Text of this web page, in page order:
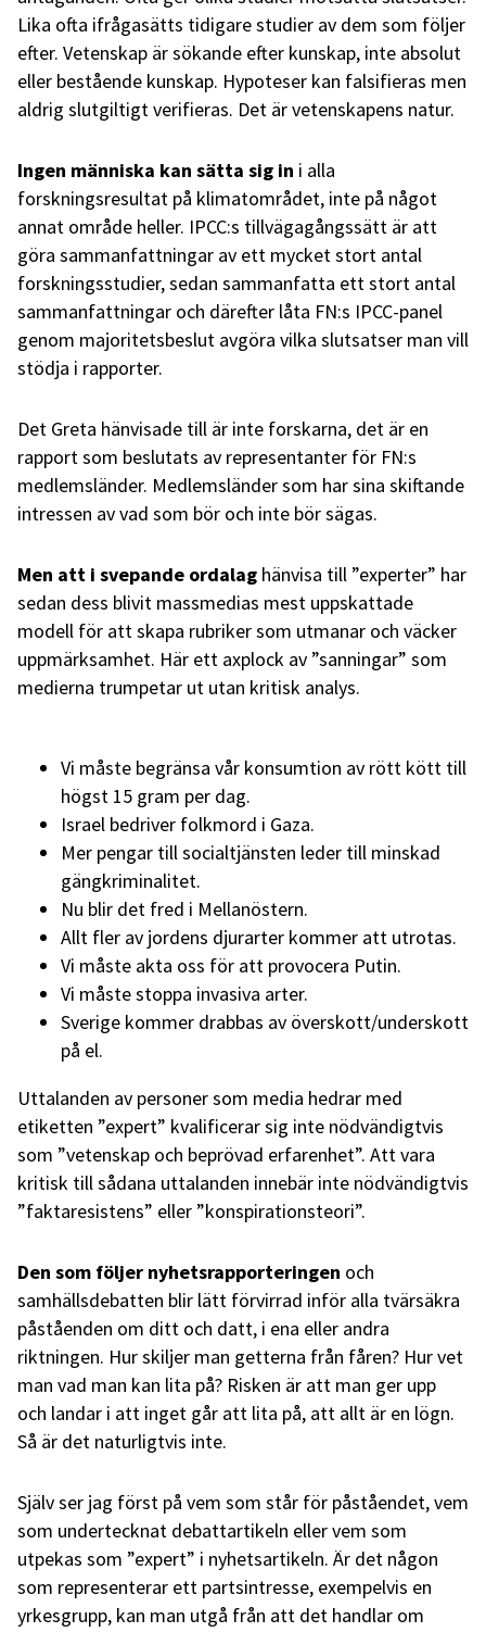
Lika ofta ifrågasätts tidigare studier av dem som följer
efter. Vetenskap är sökande efter kunskap, inte absolut
eller bestående kunskap. Hypoteser kan falsifieras men
aldrig slutgiltigt verifieras. Det är vetenskapens natur.
Ingen människa kan sätta sig in i alla
forskningsresultat på klimatområdet, inte på något
annat område heller. IPCC:s tillvägagångssätt är att
göra sammanfattningar av ett mycket stort antal
forskningsstudier, sedan sammanfatta ett stort antal
sammanfattningar och därefter låta FN:s IPCC-panel
genom majoritetsbeslut avgöra vilka slutsatser man vill
stödja i rapporter.
Det Greta hänvisade till är inte forskarna, det är en
rapport som beslutats av representanter för FN:s
medlemsländer. Medlemsländer som har sina skiftande
intressen av vad som bör och inte bör sägas.
Men att i svepande ordalag hänvisa till ”experter” har
sedan dess blivit massmedias mest uppskattade
modell för att skapa rubriker som utmanar och väcker
uppmärksamhet. Här ett axplock av ”sanningar” som
medierna trumpetar ut utan kritisk analys.
Vi måste begränsa vår konsumtion av rött kött till
högst 15 gram per dag.
Israel bedriver folkmord i Gaza.
Mer pengar till socialtjänsten leder till minskad
gängkriminalitet.
Nu blir det fred i Mellanöstern.
Allt fler av jordens djurarter kommer att utrotas.
Vi måste akta oss för att provocera Putin.
Vi måste stoppa invasiva arter.
Sverige kommer drabbas av överskott/underskott
på el.
Uttalanden av personer som media hedrar med
etiketten ”expert” kvalificerar sig inte nödvändigtvis
som ”vetenskap och beprövad erfarenhet”. Att vara
kritisk till sådana uttalanden innebär inte nödvändigtvis
”faktaresistens” eller ”konspirationsteori”.
Den som följer nyhetsrapporteringen och
samhällsdebatten blir lätt förvirrad inför alla tvärsäkra
påståenden om ditt och datt, i ena eller andra
riktningen. Hur skiljer man getterna från fåren? Hur vet
man vad man kan lita på? Risken är att man ger upp
och landar i att inget går att lita på, att allt är en lögn.
Så är det naturligtvis inte.
Själv ser jag först på vem som står för påståendet, vem
som undertecknat debattartikeln eller vem som
utpekas som ”expert” i nyhetsartikeln. Är det någon
som representerar ett partsintresse, exempelvis en
yrkesgrupp, kan man utgå från att det handlar om